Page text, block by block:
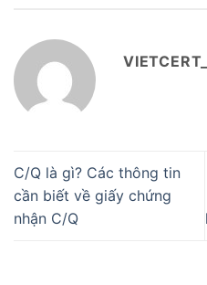
C/Q là gì? Các thông tin
cần biết về giấy chứng
nhận C/Q